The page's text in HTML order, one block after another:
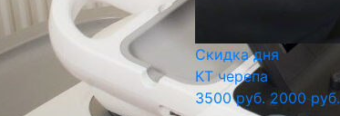
Скидка дня
КТ черепа
3500 руб. 2000 руб.